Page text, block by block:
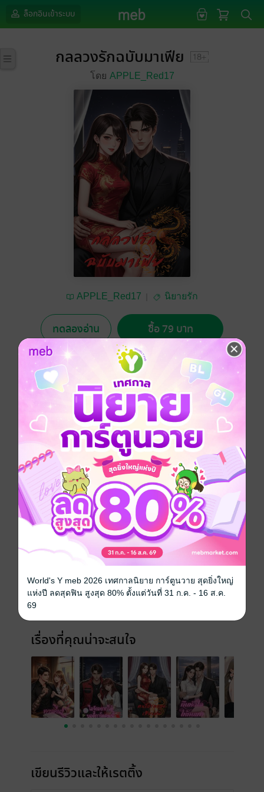
ล็อกอินเข้าระบบ
กลลวงรักฉบับมาเฟีย
โดย APPLE_Red17
APPLE_Red17 นิยายรัก
ทดลองอ่าน ซื้อ 79 บาท
No Rating
อยากได้ ซื้อเป็นของขวัญ ติดตาม
ถ้าความรักเริ่มต้นด้วยการหลอกลวง คุณคิดว่าฉันควรฝาก
อนาคตไว้กับคนโกหกอย่างคุณ?
ดรามา มาเฟีย ครอบครัว
ประเภทไฟล์ pdf, epub (สารบัญ)
ความยาว 213 หน้า (≈ 36,053 คำ)
ราคาปก
เรื่องที่คุณน่าจะสนใจ
เขียนรีวิวและให้เรตติ้ง
World's Y meb 2026 เทศกาลนิยาย การ์ตูนวาย สุดยิ่งใหญ่
แห่งปี ลดสุดฟิน สูงสุด 80% ตั้งแต่วันที่ 31 ก.ค. - 16 ส.ค.
69